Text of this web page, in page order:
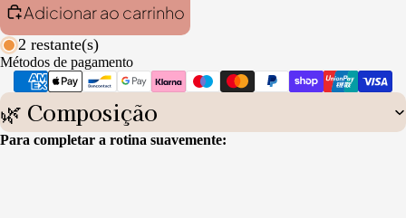
Adicionar ao carrinho
2 restante(s)
Métodos de pagamento
🌿 Composição
Para completar a rotina suavemente: